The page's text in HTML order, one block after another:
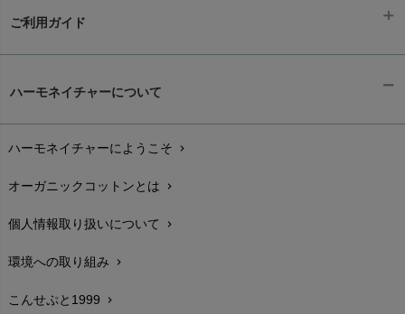
ご利用ガイド
配送と送料chevron_right
在庫状況と発送予定chevron_right
サイズ・寸法chevron_right
生地・素材chevron_right
お手入れについて
ハーモネイチャーについて
ハーモネイチャーにようこそ chevron_right
オーガニックコットンとは chevron_right
個人情報取り扱いについて chevron_right
環境への取り組み chevron_right
こんせぷと1999 chevron_right